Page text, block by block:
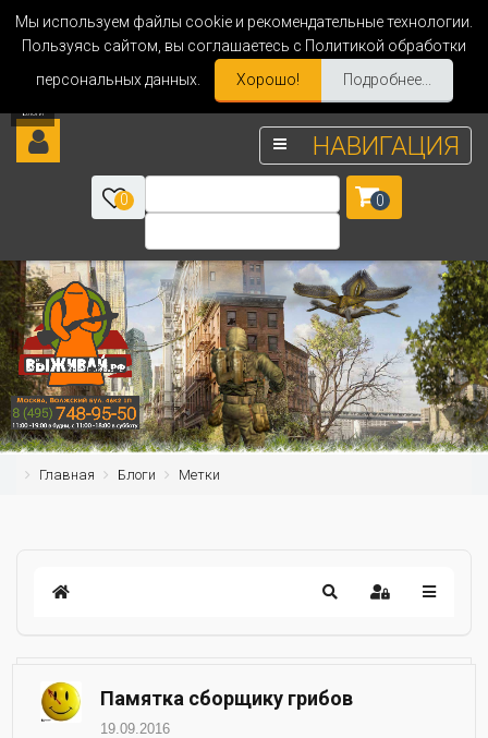
Мы используем файлы cookie и рекомендательные технологии.
Пользуясь сайтом, вы соглашаетесь с Политикой обработки
персональных данных.
Хорошо! Подробнее...
НАВИГАЦИЯ
0 0
Главная Блоги Метки
Памятка сборщику грибов
19.09.2016